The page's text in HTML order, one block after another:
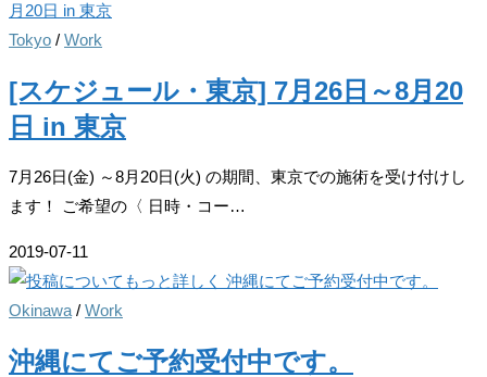
Tokyo / Work
[スケジュール・東京] 7月26日～8月20
日 in 東京
7月26日(金) ～8月20日(火) の期間、東京での施術を受け付けし
ます！ ご希望の〈 日時・コー…
2019-07-11
Okinawa/ Work
沖縄にてご予約受付中です。